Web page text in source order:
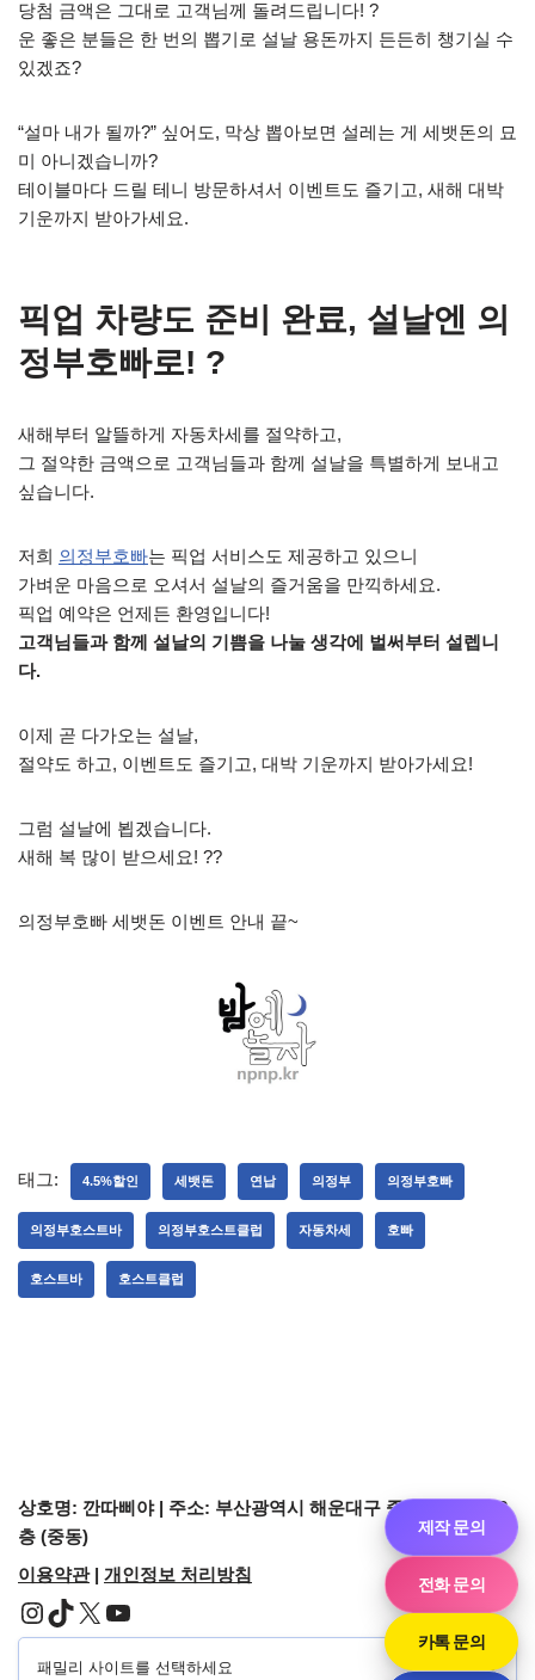
제작 문의
전화 문의
카톡 문의
당첨 금액은 그대로 고객님께 돌려드립니다! ?
운 좋은 분들은 한 번의 뽑기로 설날 용돈까지 든든히 챙기실 수
있겠죠?
“설마 내가 될까?” 싶어도, 막상 뽑아보면 설레는 게 세뱃돈의 묘
미 아니겠습니까?
테이블마다 드릴 테니 방문하셔서 이벤트도 즐기고, 새해 대박
기운까지 받아가세요.
픽업 차량도 준비 완료, 설날엔 의
정부호빠로! ?
새해부터 알뜰하게 자동차세를 절약하고,
그 절약한 금액으로 고객님들과 함께 설날을 특별하게 보내고
싶습니다.
저희 의정부호빠는 픽업 서비스도 제공하고 있으니
가벼운 마음으로 오셔서 설날의 즐거움을 만끽하세요.
픽업 예약은 언제든 환영입니다!
고객님들과 함께 설날의 기쁨을 나눌 생각에 벌써부터 설렙니
다.
이제 곧 다가오는 설날,
절약도 하고, 이벤트도 즐기고, 대박 기운까지 받아가세요!
그럼 설날에 뵙겠습니다.
새해 복 많이 받으세요! ??
의정부호빠 세뱃돈 이벤트 안내 끝~
태그: 4.5%할인 세뱃돈 연납 의정부 의정부호빠
의정부호스트바 의정부호스트클럽 자동차세 호빠
호스트바 호스트클럽
상호명: 깐따삐야 | 주소: 부산광역시 해운대구 중동1로 44-2, 3
층 (중동)
이용약관| 개인정보 처리방침